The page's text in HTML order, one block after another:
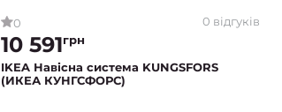
0 0 відгуків
10 591грн
IKEA Навісна система KUNGSFORS
(ИКЕА КУНГСФОРС)